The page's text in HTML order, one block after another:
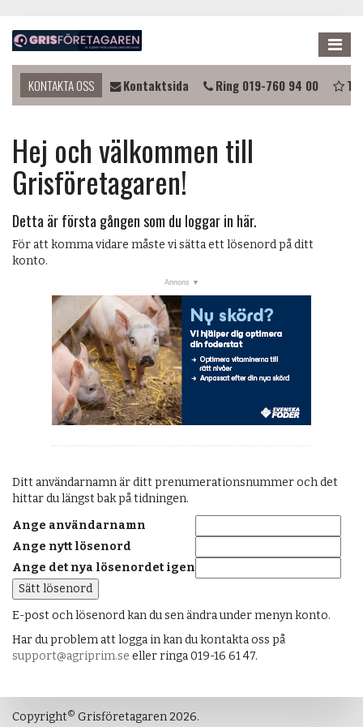
NYHETER
KALENDER
LÄNKAR
ANNONSERA
PRENUMERERA
FÖRENINGEN
KONTAKTA OSS
komma i kontakt? Kontaktsida Ring 019-760 94 00
Hej och välkommen till
Grisföretagaren!
Detta är första gången som du loggar in här.
För att komma vidare måste vi sätta ett lösenord på ditt
konto.
Ditt användarnamn är ditt prenumerationsnummer och det
hittar du längst bak på tidningen.
Ange användarnamn
Ange nytt lösenord
Ange det nya lösenordet igen
E-post och lösenord kan du sen ändra under menyn konto.
Har du problem att logga in kan du kontakta oss på
support@agriprim.se eller ringa 019-16 61 47.
Copyright© Grisföretagaren 2026.